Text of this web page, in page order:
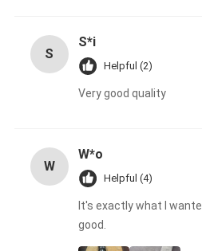
S
S*i
Helpful (2)
Very good quality
W
W*o
Helpful (4)
It's exactly what I
good.